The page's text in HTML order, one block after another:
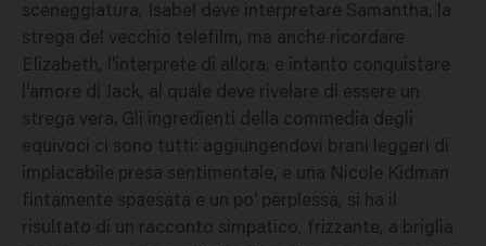
sceneggiatura, Isabel deve interpretare Samantha, la
strega del vecchio telefilm, ma anche ricordare
Elizabeth, l'interprete di allora, e intanto conquistare
l'amore di Jack, al quale deve rivelare di essere un
strega vera. Gli ingredienti della commedia degli
equivoci ci sono tutti: aggiungendovi brani leggeri di
implacabile presa sentimentale, e una Nicole Kidman
fintamente spaesata e un po' perplessa, si ha il
risultato di un racconto simpatico, frizzante, a briglia